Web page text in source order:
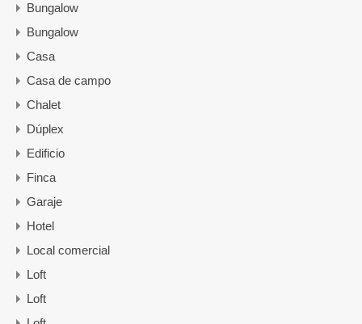
Bungalow
Bungalow
Casa
Casa de campo
Chalet
Dúplex
Edificio
Finca
Garaje
Hotel
Local comercial
Loft
Loft